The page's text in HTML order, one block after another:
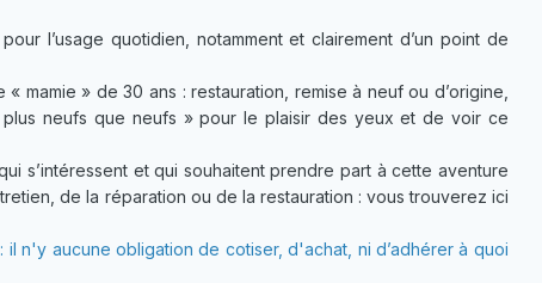
l’usage quotidien, notamment et clairement d’un point de
mamie » de 30 ans : restauration, remise à neuf ou d’origine,
neufs que neufs » pour le plaisir des yeux et de voir ce
s’intéressent et qui souhaitent prendre part à cette aventure
de la réparation ou de la restauration : vous trouverez ici
: il n'y aucune obligation de cotiser, d'achat, ni d’adhérer à quoi